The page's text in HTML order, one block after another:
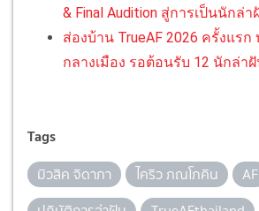
& Final Audition สู่การเป็นนักล่า
ส่องบ้าน TrueAF 2026 ครั้งแร
กลางเมือง รอต้อนรับ 12 นักล่า
Tags
มิวสิค จิดาภา ไคริว ภณโภคิน
AF